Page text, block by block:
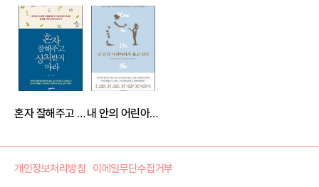
혼자 잘해주고 상처받지 마라 내 안의 어린아이가 울고 있다
개인정보처리방침 이메일무단수집거부